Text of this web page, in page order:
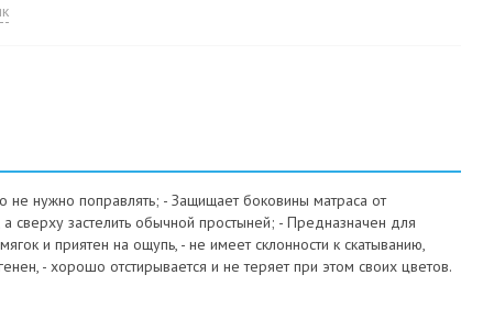
нужно поправлять; - Защищает боковины матраса от
сверху застелить обычной простыней; - Предназначен для
и приятен на ощупь, - не имеет склонности к скатыванию,
- хорошо отстирывается и не теряет при этом своих цветов.